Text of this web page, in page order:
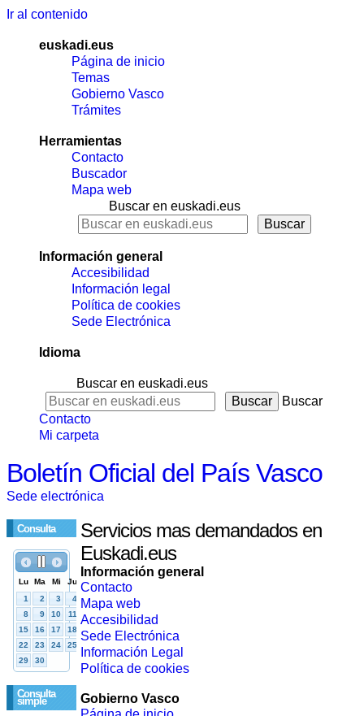
Ir al contenido
euskadi.eus
Página de inicio
Temas
Gobierno Vasco
Trámites
Herramientas
Contacto
Buscador
Mapa web
Buscar en euskadi.eus
Información general
Accesibilidad
Información legal
Política de cookies
Sede Electrónica
Idioma
Buscar en euskadi.eus
Buscar
Contacto
Mi carpeta
Boletín Oficial del País Vasco
Sede electrónica
Consulta
Consulta
simple
Servicios mas demandados en
Euskadi.eus
Información general
Contacto
Mapa web
Accesibilidad
Sede Electrónica
Información Legal
Política de cookies
Gobierno Vasco